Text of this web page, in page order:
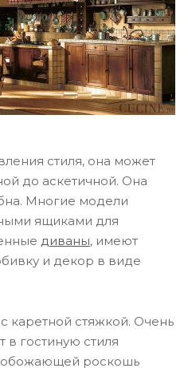
стиля, она может
до аскетичной. Она
Многие модели
ящиками для
диваны, имеют
и декор в виде
каретной стяжкой. Очень
гостиную стиля
обожающей роскошь